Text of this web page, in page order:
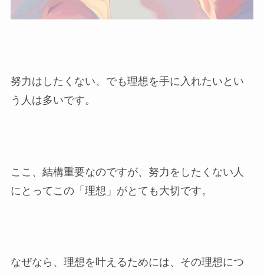
努力はしたくない、でも理想を手に入れたいとい
う人は多いです。
ここ、結構重要なのですが、努力をしたくない人
にとってこの「理想」がとても大切です。
なぜなら、理想を叶えるためには、その理想につ